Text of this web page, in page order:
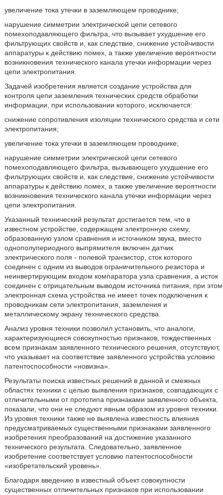
увеличение тока утечки в заземляющем проводнике;
нарушение симметрии электрической цепи сетевого
помехоподавляющего фильтра, что вызывает ухудшение его
фильтрующих свойств и, как следствие, снижение устойчивости
аппаратуры к действию помех, а также увеличение вероятности
возникновения технического канала утечки информации через
цепи электропитания.
Задачей изобретения является создание устройства для
контроля цепи заземления технических средств обработки
информации, при использовании которого, исключается:
снижение сопротивления изоляции технического средства и сети
электропитания;
увеличение тока утечки в заземляющем проводнике;
нарушение симметрии электрической цепи сетевого
помехоподавляющего фильтра, вызывающего ухудшение его
фильтрующих свойств и, как следствие, снижение устойчивости
аппаратуры к действию помех, а также увеличение вероятности
возникновения технического канала утечки информации через
цепи электропитания.
Указанный технический результат достигается тем, что в
известном устройстве, содержащем электронную схему,
образованную узлом сравнения и источником звука, вместо
однополупериодного выпрямителя включен датчик
электрического поля - полевой транзистор, сток которого
соединен с одним из выводов ограничительного резистора и
неинвертирующим входом компаратора узла сравнения, а исток
соединен с отрицательным выводом источника питания, при этом
электронная схема устройства не имеет точек подключения к
проводникам сети электропитания, заземления и
металлическому экрану технического средства.
Анализ уровня техники позволил установить, что аналоги,
характеризующиеся совокупностью признаков, тождественных
всем признакам заявленного технического решения, отсутствуют,
что указывает на соответствие заявленного устройства условию
патентоспособности «новизна».
Результаты поиска известных решений в данной и смежных
областях техники с целью выявления признаков, совпадающих с
отличительными от прототипа признаками заявленного объекта,
показали, что они не следуют явным образом из уровня техники.
Из уровня техники также не выявлена известность влияния
предусматриваемых существенными признаками заявленного
изобретения преобразований на достижение указанного
технического результата. Следовательно, заявленное
изобретение соответствует условию патентоспособности
«изобретательский уровень».
Благодаря введению в известный объект совокупности
существенных отличительных признаков при использовании